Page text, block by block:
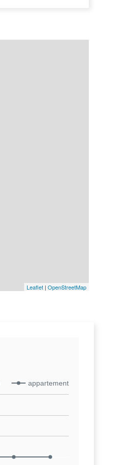
Leaflet | OpenStreetMap
appartement